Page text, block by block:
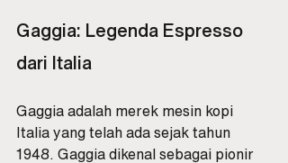
Gaggia: Legenda Espresso
dari Italia
Gaggia adalah merek mesin kopi
Italia yang telah ada sejak tahun
1948. Gaggia dikenal sebagai pionir